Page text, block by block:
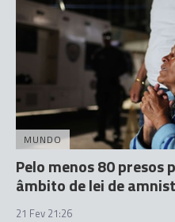
MUNDO
Pelo menos 80
âmbito de lei de
21 Fev 21:26